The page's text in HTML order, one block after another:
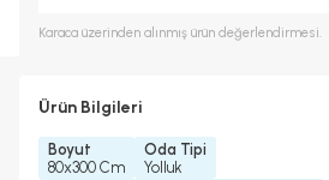
Karaca üzerinden alınmış ürün değerlendirmesi.
Ürün Bilgileri
Boyut
80x300 Cm
Oda Tipi
Yolluk